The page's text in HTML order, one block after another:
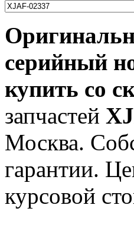
серийный
купить со
запчастей
Москва.
гарантии.
курсовой